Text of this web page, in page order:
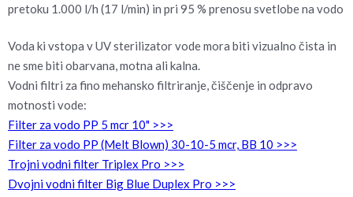
pretoku 1.000 l/h (17 l/min) in pri 95 % prenosu svetlobe na vodo
Voda ki vstopa v UV sterilizator vode mora biti vizualno čista in
ne sme biti obarvana, motna ali kalna.
Vodni filtri za fino mehansko filtriranje, čiščenje in odpravo
motnosti vode:
Filter za vodo PP 5 mcr 10" >>>
Filter za vodo PP (Melt Blown) 30-10-5 mcr, BB 10 >>>
Trojni vodni filter Triplex Pro >>>
Dvojni vodni filter Big Blue Duplex Pro >>>